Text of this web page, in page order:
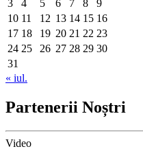
3
4 5 6 7 8
9
10 11 12 13 14 15 16
17 18 19 20 21 22 23
24 25 26 27 28 29 30
31
« iul.
Partenerii Noștri
Video